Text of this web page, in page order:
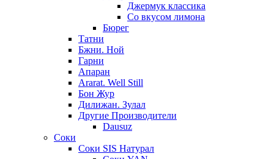
Джермук классика
Со вкусом лимона
Бюрег
Татни
Бжни. Ной
Гарни
Апаран
Ararat. Well Still
Бон Жур
Дилижан. Зулал
Другие Производители
Dausuz
Соки
Соки SIS Натурал